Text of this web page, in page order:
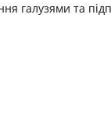
галузями та